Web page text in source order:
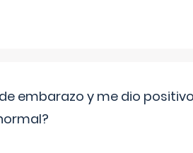
embarazo y me dio